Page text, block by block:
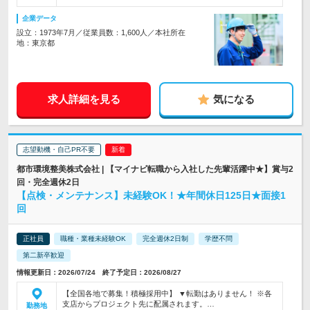
企業データ
設立：1973年7月／従業員数：1,600人／本社所在
地：東京都
求人詳細を見る 気になる
志望動機・自己PR不要
都市環境整美株式会社 | 【マイナビ転職から入社した先輩活躍中★】賞与2
回・完全週休2日
【点検・メンテナンス】未経験OK！★年間休日125日★面接1
回
正社員 職種・業種未経験OK 完全週休2日制 学歴不問
第二新卒歓迎
情報更新日：2026/07/24 終了予定日：2026/08/27
勤務地
【全国各地で募集！積極採用中】 ▼転勤はありません！ ※各
支店からプロジェクト先に配属されます。…